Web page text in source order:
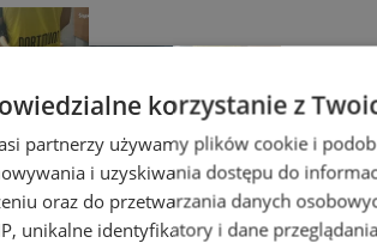
korzystanie z
partnerzy używamy plików cookie i
i uzyskiwania dostępu do
oraz do przetwarzania danych
unikalne identyfikatory i dane